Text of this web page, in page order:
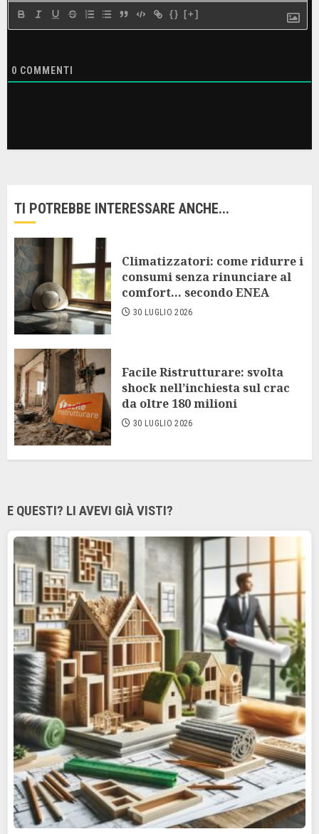
{} [+]
0 COMMENTI
TI POTREBBE INTERESSARE ANCHE...
Climatizzatori: come ridurre i
consumi senza rinunciare al
comfort… secondo ENEA
30 LUGLIO 2026
Facile Ristrutturare: svolta
shock nell’inchiesta sul crac
da oltre 180 milioni
30 LUGLIO 2026
E QUESTI? LI AVEVI GIÀ VISTI?